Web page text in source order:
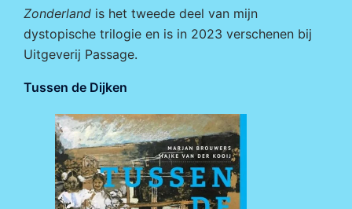
Zonderland is het tweede deel van mijn
dystopische trilogie en is in 2023 verschenen bij
Uitgeverij Passage.
Tussen de Dijken